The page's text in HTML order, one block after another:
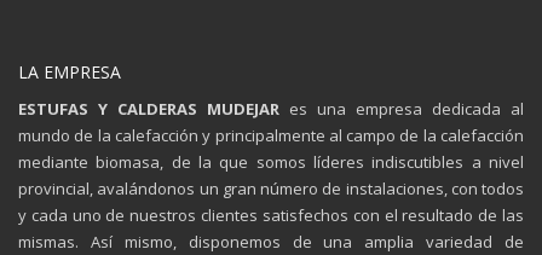
LA EMPRESA
ESTUFAS Y CALDERAS MUDEJAR es una empresa dedicada al
mundo de la calefacción y principalmente al campo de la calefacción
mediante biomasa, de la que somos líderes indiscutibles a nivel
provincial, avalándonos un gran número de instalaciones, con todos
y cada uno de nuestros clientes satisfechos con el resultado de las
mismas. Así mismo, disponemos de una amplia variedad de